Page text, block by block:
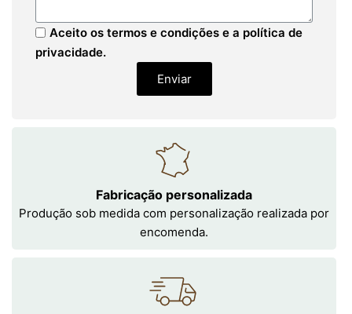
Aceito os termos e condições e a política de
privacidade.
Enviar
Fabricação personalizada
Produção sob medida com personalização realizada por
encomenda.